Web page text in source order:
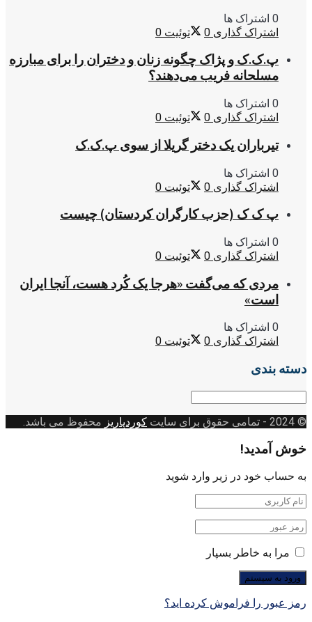
0 اشتراک ها
اشتراک گذاری 0 توئیت 0
پ.ک.ک و پژاک چگونه زنان و دختران را برای مبارزه
مسلحانه فریب می‌دهند؟
0 اشتراک ها
اشتراک گذاری 0 توئیت 0
تیرباران یک دختر گریلا از سوی پ.ک.ک
0 اشتراک ها
اشتراک گذاری 0 توئیت 0
پ ک ک (حزب کارگران کردستان) چیست
0 اشتراک ها
اشتراک گذاری 0 توئیت 0
مردی که می‌گفت «هرجا یک کُرد هست، آنجا ایران
است»
0 اشتراک ها
اشتراک گذاری 0 توئیت 0
دسته بندی
دسته
© 2024
- تمامی حقوق برای سایت کوردپاریز محفوظ می باشد.
خوش آمدید!
به حساب خود در زیر وارد شوید
مرا به خاطر بسپار
رمز عبور را فراموش کرده اید؟